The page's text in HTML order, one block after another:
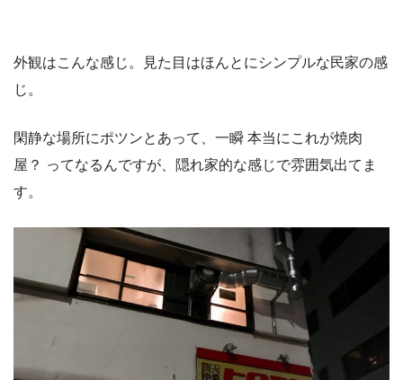
外観はこんな感じ。見た目はほんとにシンプルな民家の感
じ。
閑静な場所にポツンとあって、一瞬 本当にこれが焼肉
屋？ ってなるんですが、隠れ家的な感じで雰囲気出てま
す。